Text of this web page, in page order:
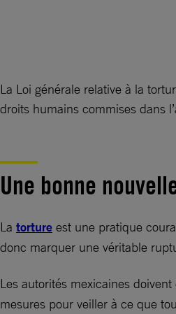
La Loi générale relative à la
droits humains commises dans
Une bonne
La torture est une pratique
donc marquer une véritable
Les autorités mexicaines
mesures pour veiller à ce que